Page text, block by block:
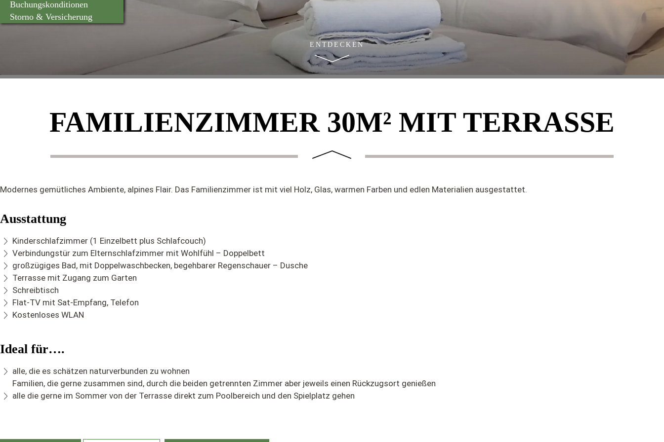
Hotelbewertungen
Impressionen
Preise Sommer
Preise Winter
Weitere Erlebnisse
Erlebnisse
Buchungskonditionen
Storno & Versicherung
ENTDECKEN
FAMILIENZIMMER 30M² MIT TERRASSE
Modernes gemütliches Ambiente, alpines Flair. Das Familienzimmer ist mit viel Holz, Glas, warmen Farben und edlen Materialien ausgestattet.
Ausstattung
Kinderschlafzimmer (1 Einzelbett plus Schlafcouch)
Verbindungstür zum Elternschlafzimmer mit Wohlfühl – Doppelbett
großzügiges Bad, mit Doppelwaschbecken, begehbarer Regenschauer – Dusche
Terrasse mit Zugang zum Garten
Schreibtisch
Flat-TV mit Sat-Empfang, Telefon
Kostenloses WLAN
Ideal für….
alle, die es schätzen naturverbunden zu wohnen
Familien, die gerne zusammen sind, durch die beiden getrennten Zimmer aber jeweils einen Rückzugsort genießen
alle die gerne im Sommer von der Terrasse direkt zum Poolbereich und den Spielplatz gehen